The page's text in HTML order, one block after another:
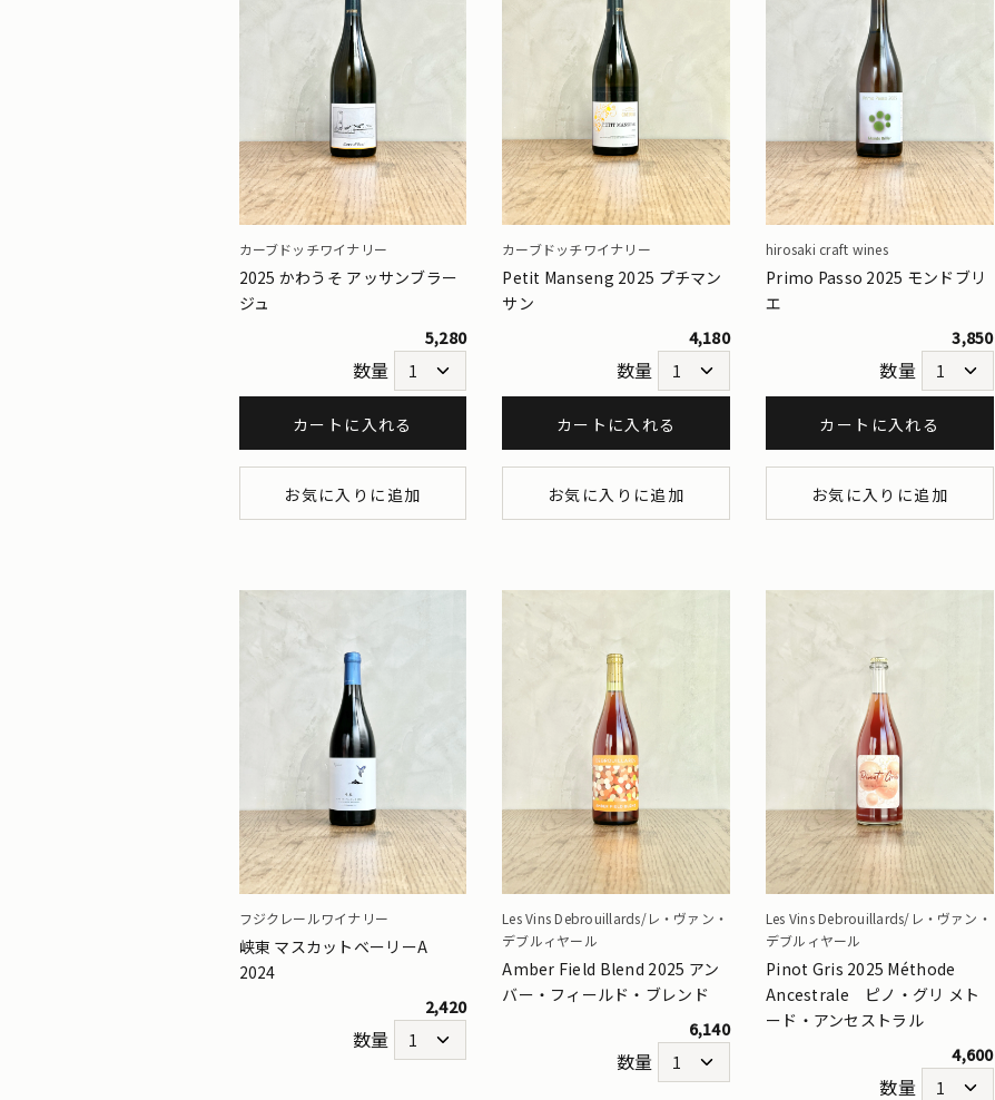
カーブドッチワイナリー
2025 かわうそ アッサンブラー
ジュ
5,280
数量
カートに入れる
お気に入りに追加
カーブドッチワイナリー
Petit Manseng 2025 プチマン
サン
4,180
数量
カートに入れる
お気に入りに追加
hirosaki craft wines
Primo Passo 2025 モンドブリ
エ
3,850
数量
カートに入れる
お気に入りに追加
フジクレールワイナリー
峡東 マスカットベーリーA
2024
2,420
数量
Les Vins Debrouillards/レ・ヴァン・
デブルィヤール
Amber Field Blend 2025 アン
バー・フィールド・ブレンド
6,140
数量
Les Vins Debrouillards/レ・ヴァン・
デブルィヤール
Pinot Gris 2025 Méthode
Ancestrale ピノ・グリ メト
ード・アンセストラル
4,600
数量